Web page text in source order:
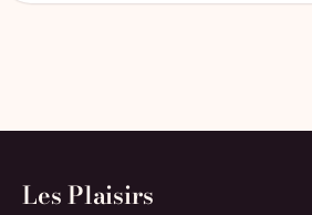
Les Plaisirs